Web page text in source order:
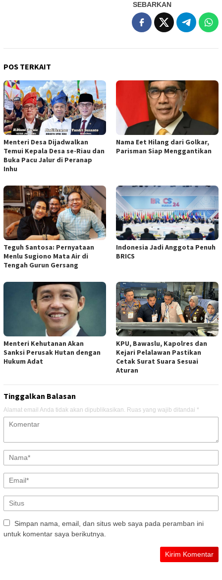
SEBARKAN
POS TERKAIT
Menteri Desa Dijadwalkan
Temui Kepala Desa se-Riau dan
Buka Pacu Jalur di Peranap
Inhu
Nama Eet Hilang dari Golkar,
Parisman Siap Menggantikan
Teguh Santosa: Pernyataan
Menlu Sugiono Mata Air di
Tengah Gurun Gersang
Indonesia Jadi Anggota Penuh
BRICS
Menteri Kehutanan Akan
Sanksi Perusak Hutan dengan
Hukum Adat
KPU, Bawaslu, Kapolres dan
Kejari Pelalawan Pastikan
Cetak Surat Suara Sesuai
Aturan
Tinggalkan Balasan
Alamat email Anda tidak akan dipublikasikan. Ruas yang wajib ditandai *
Simpan nama, email, dan situs web saya pada peramban ini
untuk komentar saya berikutnya.